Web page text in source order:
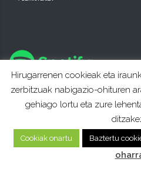
Hirugarrenen cookieak eta
zerbitzuak nabigazio-ohituren
gehiago lortu eta zure
Cookiak onartu Baztertu